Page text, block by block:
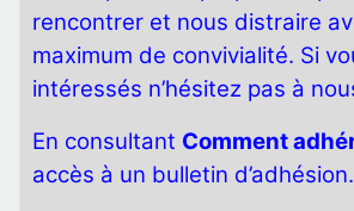
rencontrer et nous distraire
maximum de convivialité. Si
intéressés n’hésitez pas à
En consultant Comment
accès à un bulletin d’adhésion.